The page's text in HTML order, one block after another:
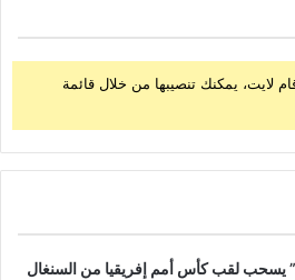
لايت، يمكنك تنصيبها من خلال قائمة
يسحب لقب كأس أمم إفريقيا من السنغال